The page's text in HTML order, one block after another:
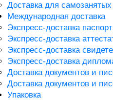
Доставка для самозанятых
Международная доставка
Экспресс-доставка
Экспресс-доставка
Экспресс-доставка
Экспресс-доставка
Доставка документов и
Доставка документов и
Упаковка